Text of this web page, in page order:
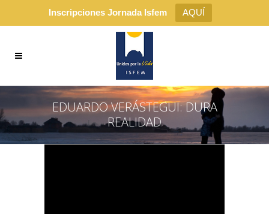
Inscripciones Jornada Isfem AQUÍ
EDUARDO VERÁSTEGUI: DURA
REALIDAD